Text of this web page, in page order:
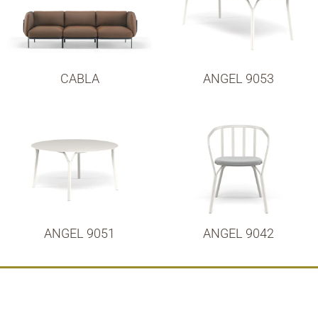
CABLA ANGEL 9053
ANGEL 9051 ANGEL 9042